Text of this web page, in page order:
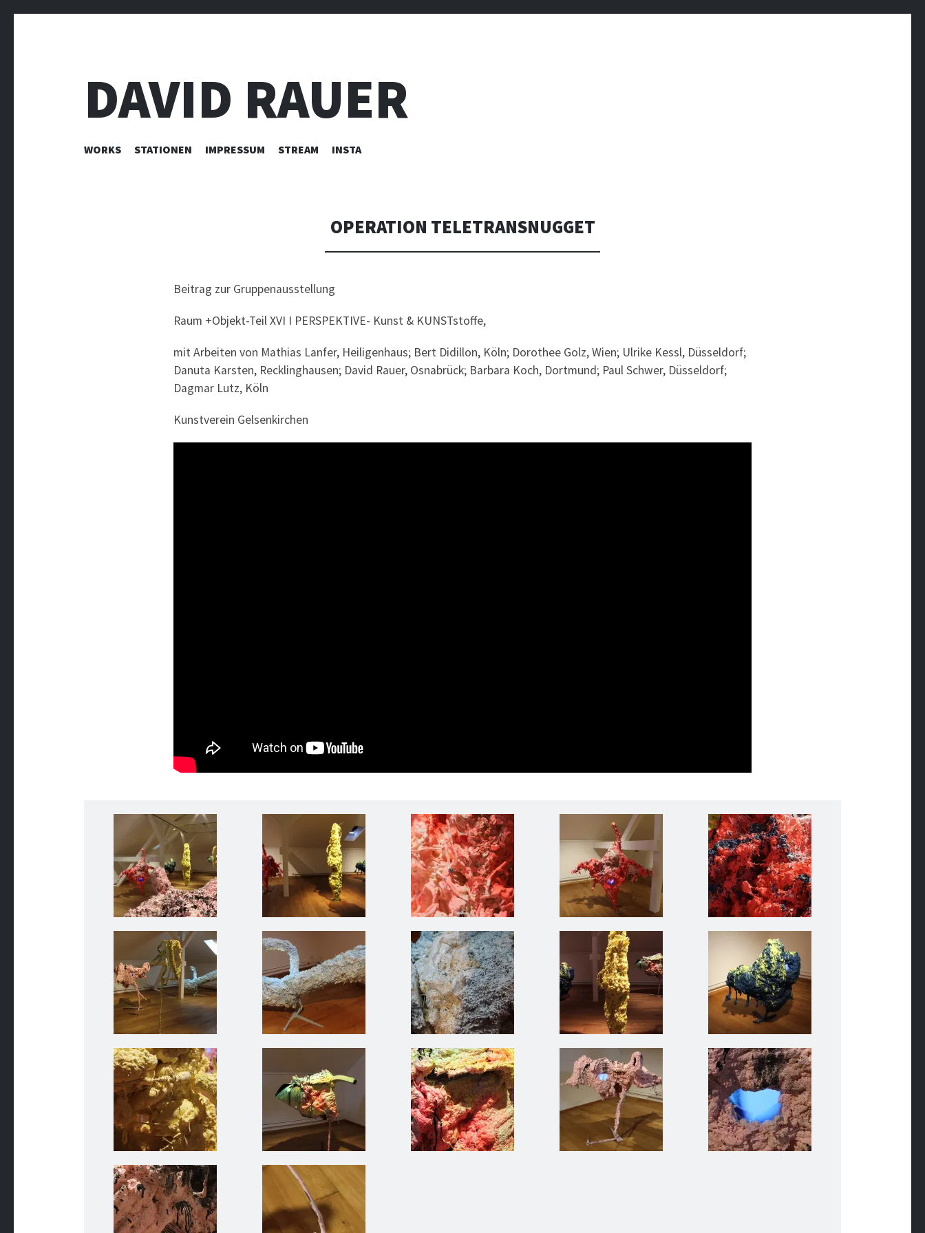
DAVID RAUER
ZUM INHALT SPRINGEN
WORKS STATIONEN IMPRESSUM STREAM INSTA
OPERATION TELETRANSNUGGET
Beitrag zur Gruppenausstellung
Raum +Objekt-Teil XVI I PERSPEKTIVE- Kunst & KUNSTstoffe,
mit Arbeiten von Mathias Lanfer, Heiligenhaus; Bert Didillon, Köln; Dorothee Golz, Wien; Ulrike Kessl, Düsseldorf;
Danuta Karsten, Recklinghausen; David Rauer, Osnabrück; Barbara Koch, Dortmund; Paul Schwer, Düsseldorf;
Dagmar Lutz, Köln
Kunstverein Gelsenkirchen
Raum +Objekt-Teil XVI I PERSPEKTIVE- Kunst & KUNSTstoffe, Kunstverein Gelsenkirchen
Raum +Objekt-Teil XVI I PERSPEKTIVE- Kunst & KUNSTstoffe, Kunstverein Gelsenkirchen
Raum +Objekt-Teil XVI I PERSPEKTIVE- Kunst & KUNSTstoffe, Kunstverein Gelsenkirchen
Raum +Objekt-Teil XVI I PERSPEKTIVE- Kunst &
KUNSTstoffe, Kunstverein Gelsenkirchen
Raum +Objekt-
KUNSTstoffe,
Kunstverein
Gelsenkirchen
Raum +Objekt-Teil XVI I PERSPEKTIVE- Kunst & KUNSTstoffe, Kunstverein Gelsenkirchen
Raum +Objekt-Teil XVI I PERSPEKTIVE- Kunst & KUNSTstoffe, Kunstverein Gelsenkirchen
Raum +Objekt-Teil XVI I PERSPEKTIVE- Kunst & KUNSTstoffe, Kunstverein Gelsenkirchen
Raum +Objekt-Teil XVI I PERSPEKTIVE- Kunst &
KUNSTstoffe, Kunstverein Gelsenkirchen
Raum +Objekt-
Teil XVI I
PERSPEKTIVE-
Kunst &
KUNSTstoffe,
Kunstverein
Gelsenkirchen
Raum +Objekt-Teil XVI I PERSPEKTIVE- Kunst & KUNSTstoffe, Kunstverein Gelsenkirchen
Raum +Objekt-Teil XVI I PERSPEKTIVE- Kunst & KUNSTstoffe, Kunstverein Gelsenkirchen